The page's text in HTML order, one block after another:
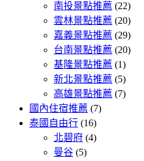
南投景點推薦 (22)
雲林景點推薦 (20)
嘉義景點推薦 (29)
台南景點推薦 (20)
基隆景點推薦 (1)
新北景點推薦 (5)
高雄景點推薦 (7)
國內住宿推薦 (7)
泰國自由行 (16)
北碧府 (4)
曼谷 (5)